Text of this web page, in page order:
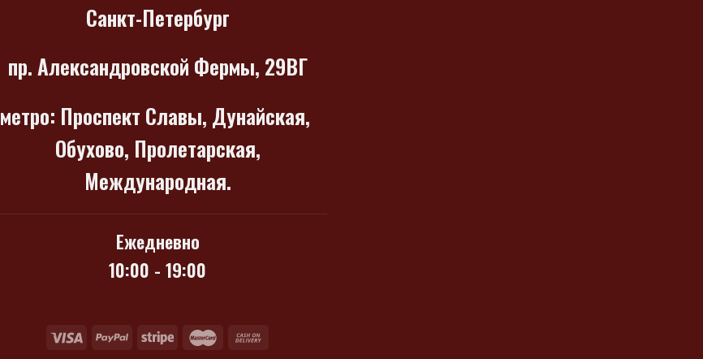
Санкт-Петербург
пр. Александровской Фермы, 29ВГ
метро: Проспект Славы, Дунайская,
Обухово, Пролетарская,
Международная.
Ежедневно
10:00 - 19:00